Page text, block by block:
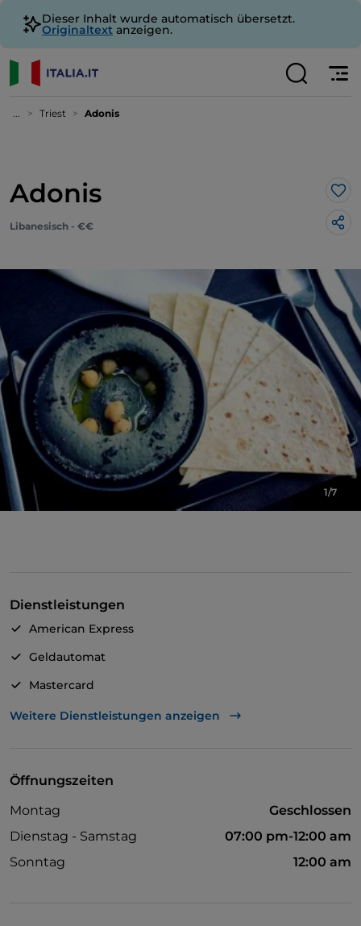
Dieser Inhalt wurde automatisch übersetzt.
Originaltext anzeigen.
... Triest Adonis
Adonis
Libanesisch - €€
1/7
Dienstleistungen
American Express
Geldautomat
Mastercard
TheFork PAY
Es wird Französisch gesprochen
Weitere Dienstleistungen anzeigen
Öffnungszeiten
Montag
Geschlossen
Dienstag - Samstag
07:00 pm-12:00 am
Sonntag
12:00 am